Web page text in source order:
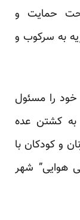
حمایت و
به سرکوب و
را مسئول
به کشتن عده
و کودکان با
هوایی” شهر